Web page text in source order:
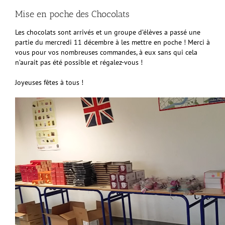
Mise en poche des Chocolats
Les chocolats sont arrivés et un groupe d’élèves a passé une
partie du mercredi 11 décembre à les mettre en poche ! Merci à
vous pour vos nombreuses commandes, à eux sans qui cela
n’aurait pas été possible et régalez-vous !
Joyeuses fêtes à tous !